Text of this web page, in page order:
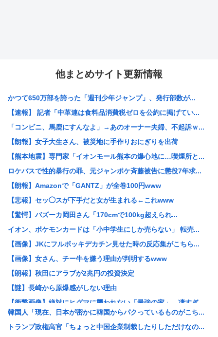
他まとめサイト更新情報
かつて650万部を誇った「週刊少年ジャンプ」、発行部数が...
【速報】 記者「中革連は食料品消費税ゼロを公約に掲げてい...
「コンビニ、馬鹿にすんなよ」→あのオーナー夫婦、不起訴ｗ...
【朗報】女子大生さん、被災地に手作りおにぎりを出荷
【熊本地震】専門家「イオンモール熊本の爆心地に…喫煙所と...
ロケバスで性的暴行の罪、元ジャンポケ斉藤被告に懲役7年求...
【朗報】Amazonで「GANTZ」が全巻100円www
【悲報】セッ◯スが下手だと女が生まれる←これwww
【驚愕】バズーカ岡田さん「170cmで100kg超えられ...
イオン、ポケモンカードは「小中学生にしか売らない」 転売...
【画像】JKにフルボッキデカチン見せた時の反応集がこちら...
【画像】女さん、チー牛を嫌う理由が判明するwww
【朗報】秋田にアラブが2兆円の投資決定
【謎】長崎から原爆感がしない理由
【衝撃画像】絶対にヒグマに襲われない「最強の家」、凄すぎ...
【消費税率1％】 「下げるのが筋なんですけど…」消費減税...
ワイ「どう見ても熟女AVのパッケージにしか見えん商品宣伝...
韓国人「現在、日本が密かに韓国からパクっているものがこち...
トランプ政権高官「ちょっと中国企業制裁したりしただけなの...